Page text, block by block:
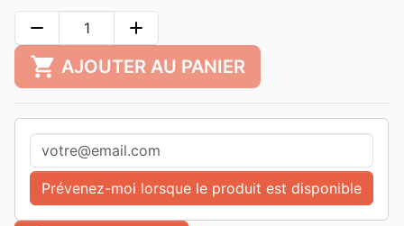
remove add
shopping_cart AJOUTER AU PANIER
Prévenez-moi lorsque le produit est disponible